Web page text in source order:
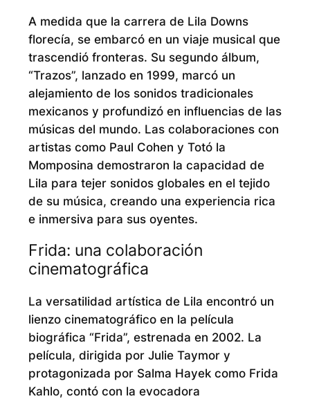
A medida que la carrera de Lila Downs
florecía, se embarcó en un viaje musical que
trascendió fronteras. Su segundo álbum,
“Trazos”, lanzado en 1999, marcó un
alejamiento de los sonidos tradicionales
mexicanos y profundizó en influencias de las
músicas del mundo. Las colaboraciones con
artistas como Paul Cohen y Totó la
Momposina demostraron la capacidad de
Lila para tejer sonidos globales en el tejido
de su música, creando una experiencia rica
e inmersiva para sus oyentes.
Frida: una colaboración
cinematográfica
La versatilidad artística de Lila encontró un
lienzo cinematográfico en la película
biográfica “Frida”, estrenada en 2002. La
película, dirigida por Julie Taymor y
protagonizada por Salma Hayek como Frida
Kahlo, contó con la evocadora